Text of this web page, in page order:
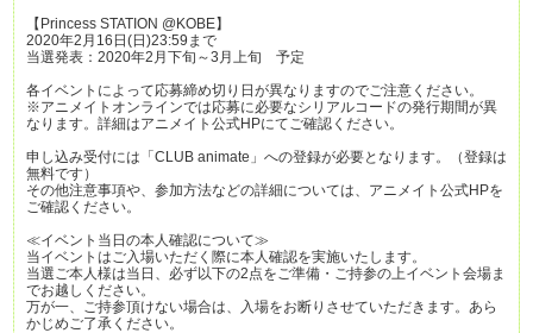
【Princess STATION @KOBE】
2020年2月16日(日)23:59まで
当選発表：2020年2月下旬～3月上旬 予定
各イベントによって応募締め切り日が異なりますのでご注意ください。
※アニメイトオンラインでは応募に必要なシリアルコードの発行期間が異
なります。詳細はアニメイト公式HPにてご確認ください。
申し込み受付には「CLUB animate」への登録が必要となります。（登録は
無料です）
その他注意事項や、参加方法などの詳細については、アニメイト公式HPを
ご確認ください。
≪イベント当日の本人確認について≫
当イベントはご入場いただく際に本人確認を実施いたします。
当選ご本人様は当日、必ず以下の2点をご準備・ご持参の上イベント会場ま
でお越しください。
万が一、ご持参頂けない場合は、入場をお断りさせていただきます。あら
かじめご了承ください。